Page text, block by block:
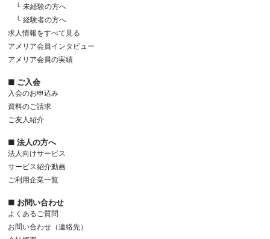
└ 未経験の方へ
└ 経験者の方へ
求人情報をすべて見る
アメリア会員インタビュー
アメリア会員の実績
■ ご入会
入会のお申込み
資料のご請求
ご友人紹介
■ 法人の方へ
法人向けサービス
サービス紹介動画
ご利用企業一覧
■ お問い合わせ
よくあるご質問
お問い合わせ（連絡先）